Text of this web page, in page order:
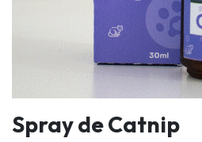
Spray de Catnip